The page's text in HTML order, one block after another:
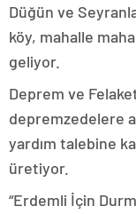
Düğün ve
köy, mahalle
geliyor.
Deprem ve
depremzedelere
yardım talebine
üretiyor.
“Erdemli İçin